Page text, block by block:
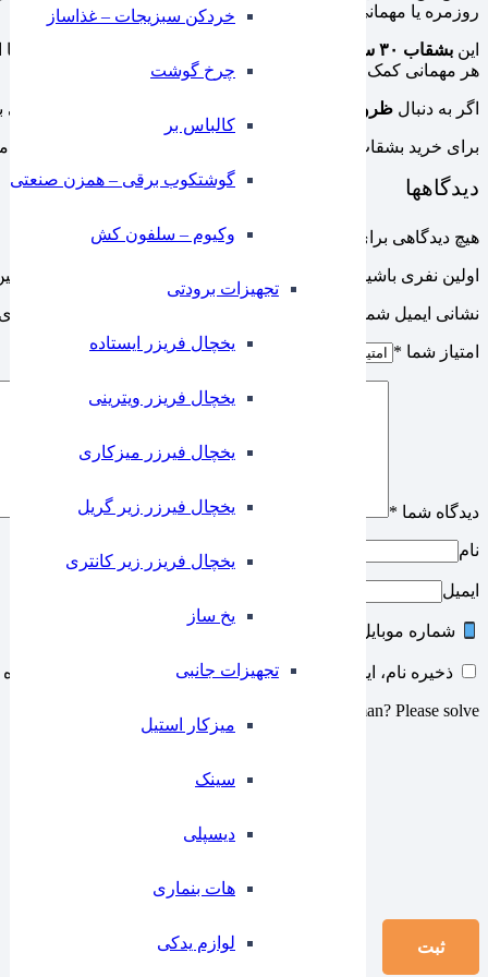
خردکن سبزیجات – غذاساز
چرخ گوشت
کالباس بر
گوشتکوب برقی – همزن صنعتی
وکیوم – سلفون کش
تجهیزات برودتی
یخچال فریزر ایستاده
یخچال فریزر ویترینی
یخچال فیرزر میزکاری
یخچال فیرزر زیر گریل
یخچال فریزر زیر کانتری
⁠یخ ساز
تجهیزات جانبی
میزکار استیل
سینک
دیسپلی
هات بنماری
لوازم یدکی
روزمره یا مهمانی‌ها گزینه‌ای ایده‌آل به شمار می‌رود.
این بشقاب ۳۰ سانت
، به دلیل اندازه مناسبش، برای سرو انواع
هر مهمانی کمک می‌کند و برای دکوراسیون میز بسیار جذاب است.
اگر به دنبال ظروف ملامینی مقاوم و شیک هستید که در کنار کارایی
برای خرید بشقاب ملامین موج‌دار ۳۰ سانت مشکی و مشاهده دیگر محصولات، با ما تماس بگیرید.
دیدگاهها
هیچ دیدگاهی برای این محصول نوشته نشده است.
اولین نفری باشید که دیدگاهی را ارسال می کنید برای “بشقاب ملامین موج دار 30 سانت مشکی
نشانی ایمیل شما منتشر نخواهد شد. بخش‌های موردنیاز
امتیاز شما *
دیدگاه شما *
نام
ایمیل
شماره موبایل
ذخیره نام، ایمیل و وبسایت من در مرورگر برای زمانی که
Are you human? Please solve: